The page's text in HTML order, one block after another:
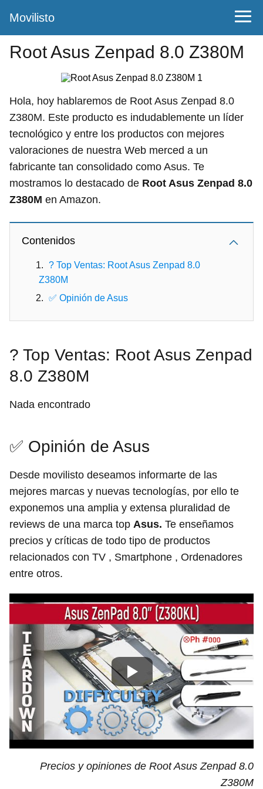
Movilisto
Root Asus Zenpad 8.0 Z380M
Hola, hoy hablaremos de Root Asus Zenpad 8.0
Z380M. Este producto es indudablemente un líder
tecnológico y entre los productos con mejores
valoraciones de nuestra Web merced a un
fabricante tan consolidado como Asus. Te
mostramos lo destacado de Root Asus Zenpad 8.0
Z380M en Amazon.
Contenidos
? Top Ventas: Root Asus Zenpad 8.0
Z380M
✅ Opinión de Asus
? Top Ventas: Root Asus Zenpad
8.0 Z380M
Nada encontrado
✅ Opinión de Asus
Desde movilisto deseamos informarte de las
mejores marcas y nuevas tecnologías, por ello te
exponemos una amplia y extensa pluralidad de
reviews de una marca top Asus. Te enseñamos
precios y críticas de todo tipo de productos
relacionados con TV , Smartphone , Ordenadores
entre otros.
Precios y opiniones de Root Asus Zenpad 8.0
Z380M